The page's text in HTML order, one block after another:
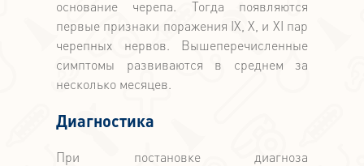
основание черепа. Тогда появляются
первые признаки поражения IХ, Х, и ХI пар
черепных нервов. Вышеперечисленные
симптомы развиваются в среднем за
несколько месяцев.
Диагностика
При постановке диагноза